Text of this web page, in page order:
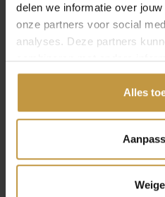
delen we informatie over
onze partners voor social
analyses. Deze partners
combineren met andere
gedeeld of die ze hebben
Alles
€ 65,00
ANIA HAIE E073-03G
AQUA BLUE ROW
HUGGIE HOOP
Direct leverbaar, 1
werkdag